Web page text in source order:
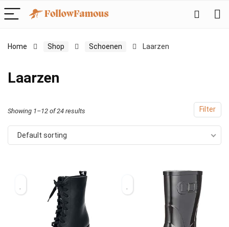
Home Shop Schoenen Laarzen
Laarzen
Filter
Showing 1–12 of 24 results
Default sorting